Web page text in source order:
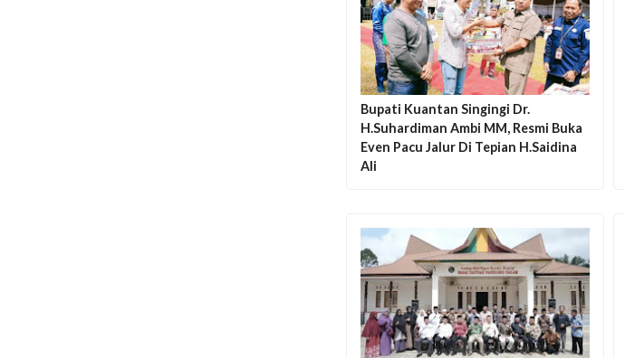
Bupati Kuantan Singingi Dr.
H.Suhardiman Ambi MM, Resmi Buka
Even Pacu Jalur Di Tepian H.Saidina
Ali